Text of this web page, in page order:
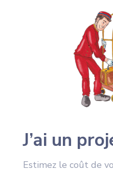
J’ai un
Estimez le coût de